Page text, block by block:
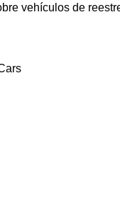
vehículos de